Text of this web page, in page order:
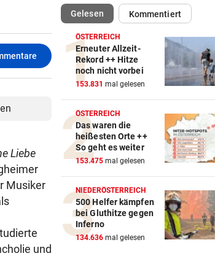
Liebe
Musiker
und
Hitze, Brände, Unwetter:
Einsatzkräfte gefordert!
FITNESS-TEST BESTANDEN vor
Weißhaidinger kann an
Leichtathletik-EM
Vater lockte Vergewaltiger
TikTok in Falle
DISKUTIEREN SIE MIT! vor
Wasserknappheit: Sparen
schon?
EINE INTERNE LÖSUNG vor
Pioneers Vorarlberg kennen
Gelesen(ausgewählt)Kommentiert
ÖSTERREICH
Erneuter Allzeit-
Rekord ++ Hitze
noch nicht vorbei
153.831 mal gelesen
ÖSTERREICH
Das waren die
heißesten Orte ++
So geht es weiter
153.475 mal gelesen
NIEDERÖSTERREICH
500 Helfer kämpfen
bei Gluthitze gegen
Inferno
134.636 mal gelesen